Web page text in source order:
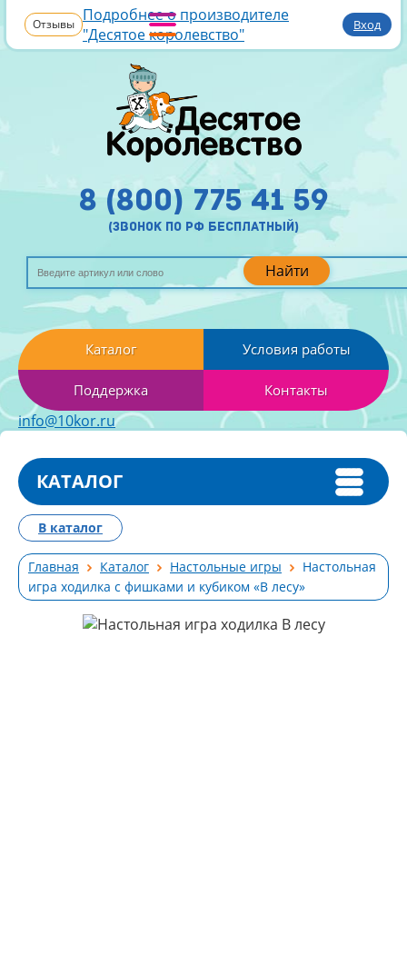
Отзывы Подробнее о производителе
"Десятое королевство"
Вход
Найти
8 (800) 775 41 59
(звонок по рф бесплатный)
Каталог Условия работы
Поддержка Контакты
info@10kor.ru
КАТАЛОГ
Главная Каталог Настольные игры
Настольная
игра ходилка с фишками и кубиком «В лесу»
В каталог